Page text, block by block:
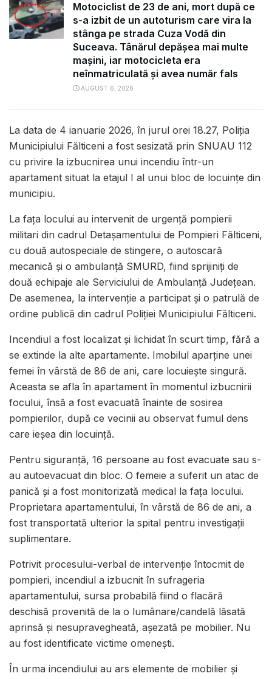
Motociclist de 23 de ani, mort după ce
s-a izbit de un autoturism care vira la
stânga pe strada Cuza Vodă din
Suceava. Tânărul depășea mai multe
mașini, iar motocicleta era
neînmatriculată și avea număr fals
AUGUST 6, 2026
La data de 4 ianuarie 2026, în jurul orei 18.27, Poliția
Municipiului Fălticeni a fost sesizată prin SNUAU 112
cu privire la izbucnirea unui incendiu într-un
apartament situat la etajul I al unui bloc de locuințe din
municipiu.
La fața locului au intervenit de urgență pompierii
militari din cadrul Detașamentului de Pompieri Fălticeni,
cu două autospeciale de stingere, o autoscară
mecanică și o ambulanță SMURD, fiind sprijiniți de
două echipaje ale Serviciului de Ambulanță Județean.
De asemenea, la intervenție a participat și o patrulă de
ordine publică din cadrul Poliției Municipiului Fălticeni.
Incendiul a fost localizat și lichidat în scurt timp, fără a
se extinde la alte apartamente. Imobilul aparține unei
femei în vârstă de 86 de ani, care locuiește singură.
Aceasta se afla în apartament în momentul izbucnirii
focului, însă a fost evacuată înainte de sosirea
pompierilor, după ce vecinii au observat fumul dens
care ieșea din locuință.
Pentru siguranță, 16 persoane au fost evacuate sau s-
au autoevacuat din bloc. O femeie a suferit un atac de
panică și a fost monitorizată medical la fața locului.
Proprietara apartamentului, în vârstă de 86 de ani, a
fost transportată ulterior la spital pentru investigații
suplimentare.
Potrivit procesului-verbal de intervenție întocmit de
pompieri, incendiul a izbucnit în sufrageria
apartamentului, sursa probabilă fiind o flacără
deschisă provenită de la o lumânare/candelă lăsată
aprinsă și nesupravegheată, așezată pe mobilier. Nu
au fost identificate victime omenești.
În urma incendiului au ars elemente de mobilier și